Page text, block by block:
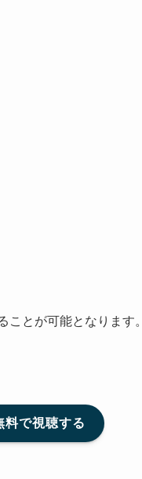
とが可能となります。
料で視聴する